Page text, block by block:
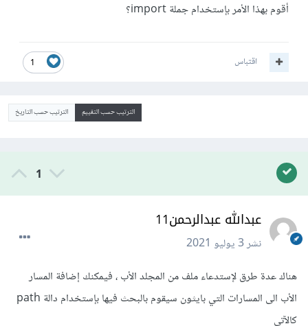
أقوم بهذا الأمر بإستخدام جملة import؟
1 اقتباس
الترتيب حسب التقييم الترتيب حسب التاريخ
1
عبدالله عبدالرحمن11
نشر3 يوليو 2021
هناك عدة طرق لإستدعاء ملف من المجلد الأب ، فيمكنك إضافة المسار
الأب الى المسارات التي بايثون سيقوم بالبحث فيها بإستخدام دالة path
كالآتي